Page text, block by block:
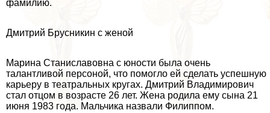
фамилию.
Дмитрий Брусникин с женой
Марина Станиславовна с юности была очень
талантливой персоной, что помогло ей сделать успешную
карьеру в театральных кругах. Дмитрий Владимирович
стал отцом в возрасте 26 лет. Жена родила ему сына 21
июня 1983 года. Мальчика назвали Филиппом.